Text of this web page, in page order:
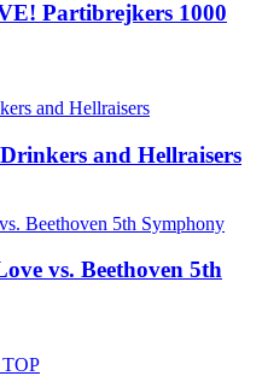
Partibrejkers 1000
and Hellraisers
vs. Beethoven 5th